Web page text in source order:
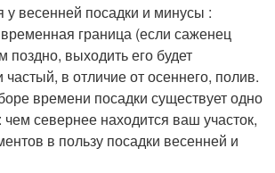
у весенней посадки и минусы :
граница (если саженец
поздно, выходить его будет
в отличие от осеннего, полив.
времени посадки существует одно
севернее находится ваш участок,
в пользу посадки весенней и